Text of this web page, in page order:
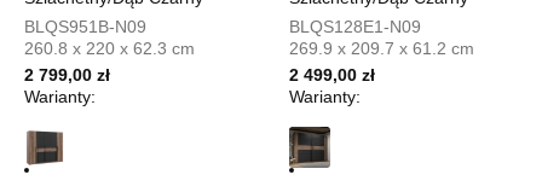
SALON MEBLOWY MEBLOSTYL
Salon meblowy
UL.PIONIERÓW 44
66-600 KROSNO ODRZAŃSKIE
Adres e-mail:
meblostyl01@op.pl
BLQS951B-N09
260.8 x 220 x 62.3 cm
2 799,00 zł
Warianty:
BLQS128E1-N09
269.9 x 209.7 x 61.2 cm
2 499,00 zł
Warianty: